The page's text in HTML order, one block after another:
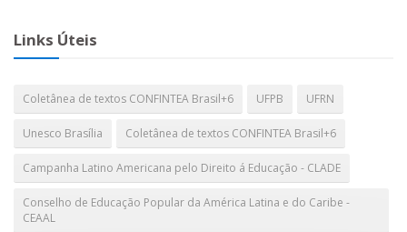
Links Úteis
Coletânea de textos CONFINTEA Brasil+6 UFPB UFRN
Unesco Brasília Coletânea de textos CONFINTEA Brasil+6
Campanha Latino Americana pelo Direito á Educação - CLADE
Conselho de Educação Popular da América Latina e do Caribe -
CEAAL